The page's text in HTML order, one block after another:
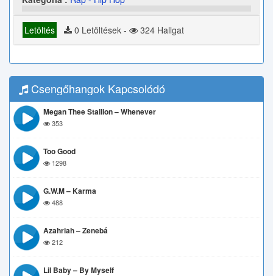
Letöltés 0 Letöltések - 324 Hallgat
Csengőhangok Kapcsolódó
Megan Thee Stallion – Whenever
353
Too Good
1298
G.w.M – Karma
488
Azahriah – Zenebá
212
Lil Baby – By Myself